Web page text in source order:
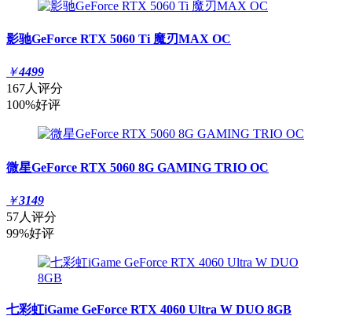
影驰GeForce RTX 5060 Ti 魔刃MAX OC
￥4499
167人评分
100%好评
微星GeForce RTX 5060 8G GAMING TRIO OC
￥3149
57人评分
99%好评
七彩虹iGame GeForce RTX 4060 Ultra W DUO 8GB